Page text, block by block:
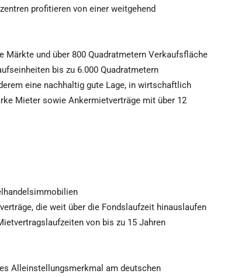
profitieren von einer weitgehend
und über 800 Quadratmetern Verkaufsfläche
bis zu 6.000 Quadratmetern
eine nachhaltig gute Lage, in wirtschaftlich
Mieter sowie Ankermietverträge mit über 12
die weit über die Fondslaufzeit hinauslaufen
von bis zu 15 Jahren
Alleinstellungsmerkmal am deutschen